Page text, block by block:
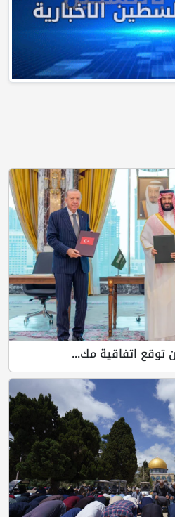
توقع اتفاقية مك...